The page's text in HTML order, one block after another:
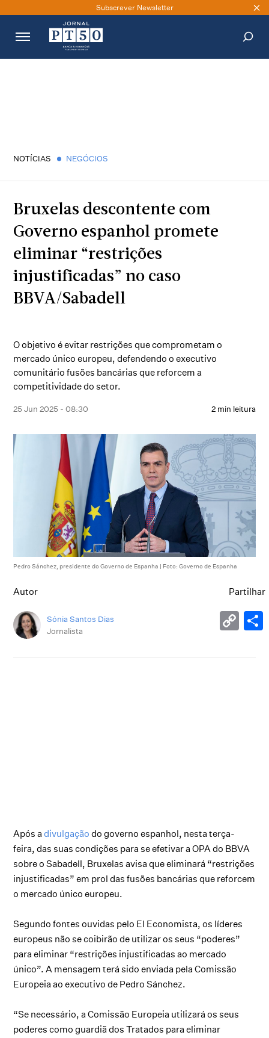
Subscrever Newsletter
NOTÍCIAS NEGÓCIOS
Bruxelas descontente com
Governo espanhol promete
eliminar “restrições
injustificadas” no caso
BBVA/Sabadell
O objetivo é evitar restrições que comprometam o
mercado único europeu, defendendo o executivo
comunitário fusões bancárias que reforcem a
competitividade do setor.
25 Jun 2025 - 08:30 2 min leitura
Pedro Sánchez, presidente do Governo de Espanha | Foto: Governo de Espanha
Autor
Sónia Santos Dias
Jornalista
Partilhar
Após adivulgação do governo espanhol, nesta terça-
feira, das suas condições para se efetivar a OPA do BBVA
sobre o Sabadell, Bruxelas avisa que eliminará “restrições
injustificadas” em prol das fusões bancárias que reforcem
o mercado único europeu.
Segundo fontes ouvidas pelo El Economista, os líderes
europeus não se coibirão de utilizar os seus “poderes”
para eliminar “restrições injustificadas ao mercado
único”. A mensagem terá sido enviada pela Comissão
Europeia ao executivo de Pedro Sánchez.
“Se necessário, a Comissão Europeia utilizará os seus
poderes como guardiã dos Tratados para eliminar